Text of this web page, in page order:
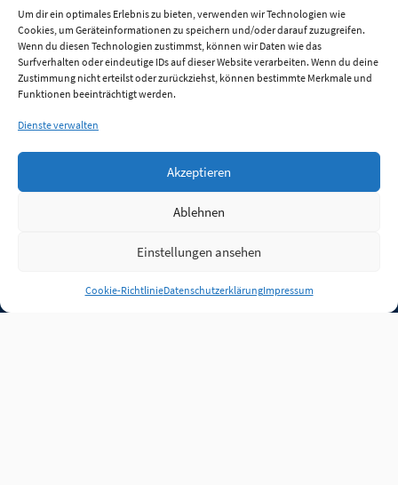
Um dir ein optimales Erlebnis zu bieten, verwenden wir Technologien wie
Cookies, um Geräteinformationen zu speichern und/oder darauf zuzugreifen.
Wenn du diesen Technologien zustimmst, können wir Daten wie das
Surfverhalten oder eindeutige IDs auf dieser Website verarbeiten. Wenn du deine
Zustimmung nicht erteilst oder zurückziehst, können bestimmte Merkmale und
Funktionen beeinträchtigt werden.
Dienste verwalten
Akzeptieren
Ablehnen
Einstellungen ansehen
Cookie-RichtlinieDatenschutzerklärungImpressum
Anmelden
Jobs Partner FAQ Quellen